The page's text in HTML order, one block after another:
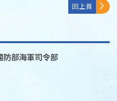
回上頁
部海軍司令部